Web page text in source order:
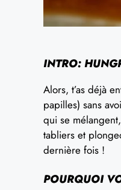
INTRO:
Alors, t’as déjà
papilles) sans
qui se
tabliers et
dernière fois !
POURQUOI